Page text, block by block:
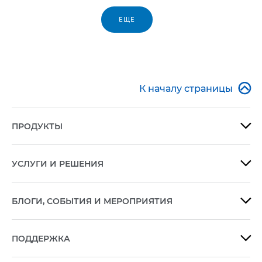
ЕЩЕ
К началу страницы 
ПРОДУКТЫ 
УСЛУГИ И РЕШЕНИЯ 
БЛОГИ, СОБЫТИЯ И МЕРОПРИЯТИЯ 
ПОДДЕРЖКА 